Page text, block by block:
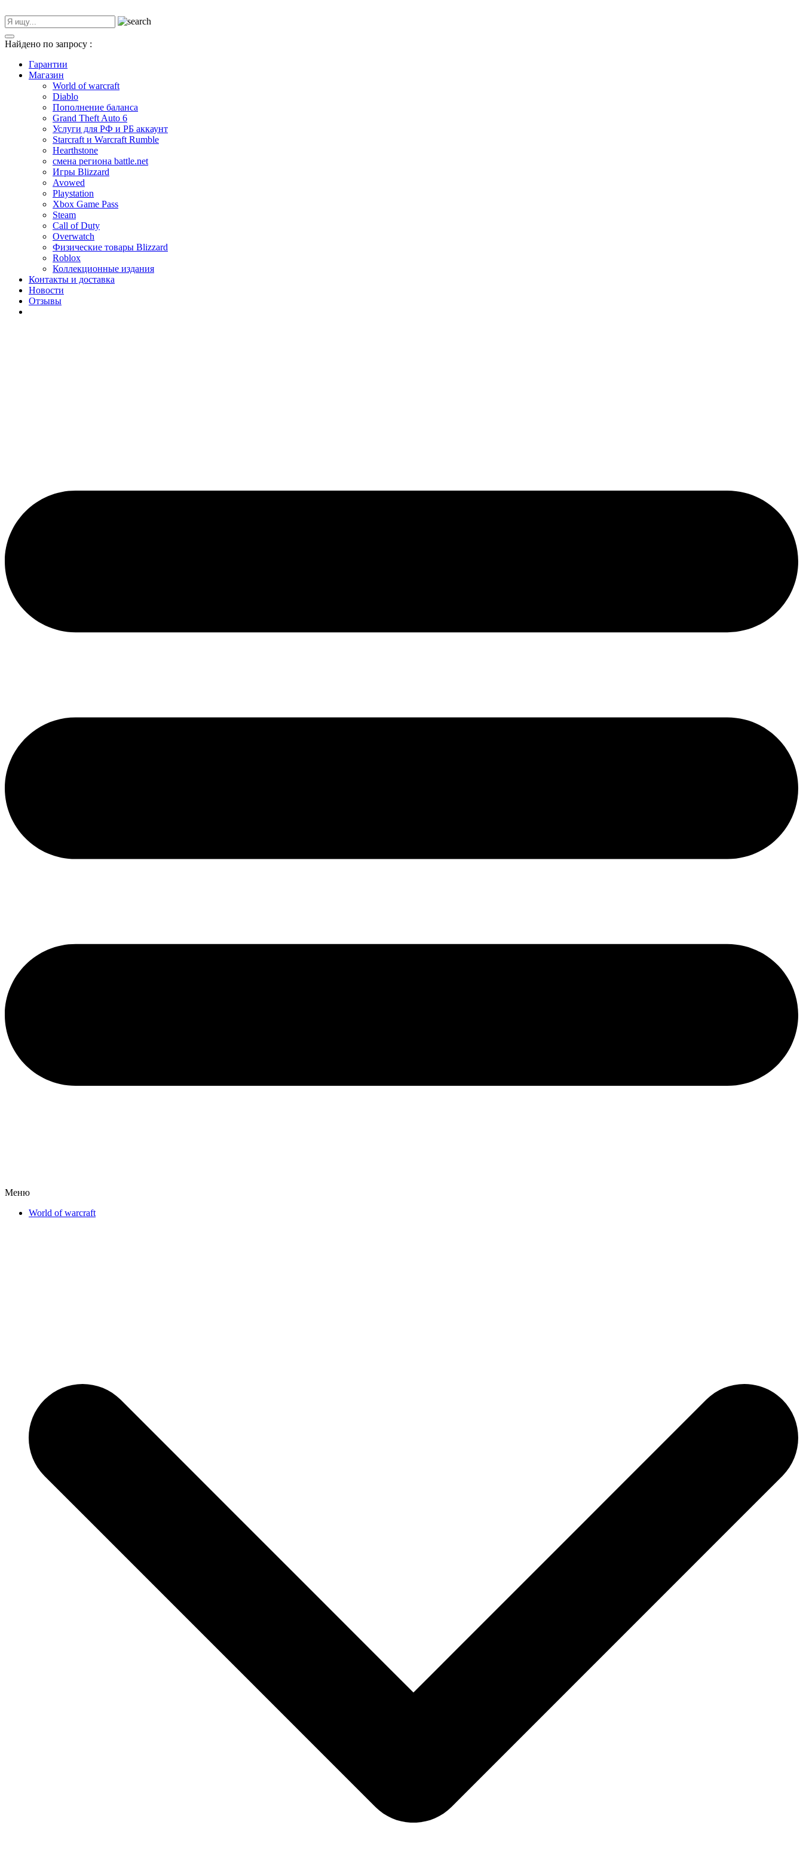
Найдено по запросу :
Гарантии
Магазин
World of warcraft
Diablo
Пополнение баланса
Grand Theft Auto 6
Услуги для РФ и РБ аккаунт
Starcraft и Warcraft Rumble
Hearthstone
смена региона battle.net
Игры Blizzard
Avowed
Playstation
Xbox Game Pass
Steam
Call of Duty
Overwatch
Физические товары Blizzard
Roblox
Коллекционные издания
Контакты и доставка
Новости
Отзывы
Меню
World of warcraft